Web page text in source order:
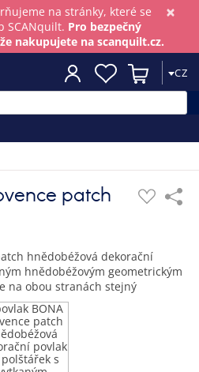
×
na stránky, které se
SCANquilt. Pro bezpečný
nakupujete na scanquilt.cz.
CZ
patch